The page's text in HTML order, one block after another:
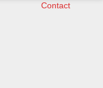
Contact